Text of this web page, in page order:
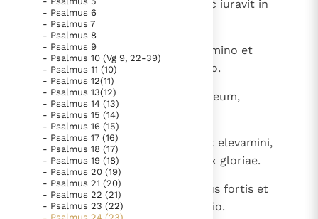
herkennen
Gods Koninkrijk groeit stilletjes door liefde, niet door
dwang
De mystiek. De mystieke verschijnselen en de
heiligheid
Berichten
Het Vaticaan publiceert een nieuwe Latijnse uitgave
van het Romeins martyrologium
Vaticaanse financiële waakhond verliest autonomie
Paus spreekt het Wereldvoedselprogramma toe
Paus Leo XIV in Pavia: "De stad is zowel een gave als
een taak"
Paus in Pavia: St. Augustinus toont ons de noodzaak om
"naar het innerlijk" toe te keren.
- Psalmus 6
- Psalmus 7
- Psalmus 8
- Psalmus 9
- Psalmus 10 (Vg 9, 22-39)
- Psalmus 11 (10)
- Psalmus 12(11)
- Psalmus 13(12)
- Psalmus 14 (13)
- Psalmus 15 (14)
- Psalmus 16 (15)
- Psalmus 17 (16)
- Psalmus 18 (17)
- Psalmus 19 (18)
- Psalmus 20 (19)
- Psalmus 21 (20)
- Psalmus 22 (21)
- Psalmus 23 (22)
levavit ad vana animam suam nec iuravit in
dolum.
Hic accipiet benedictionem a Domino et
iustificationem a Deo salutari suo.
Haec est generatio quaerentium eum,
quaerentium faciem Dei Iacob.
Attollite, portae, capita vestra, et elevamini,
portae aeternales, et introibit rex gloriae.
Quis est iste rex gloriae? Dominus fortis et
potens, Dominus potens in proelio.